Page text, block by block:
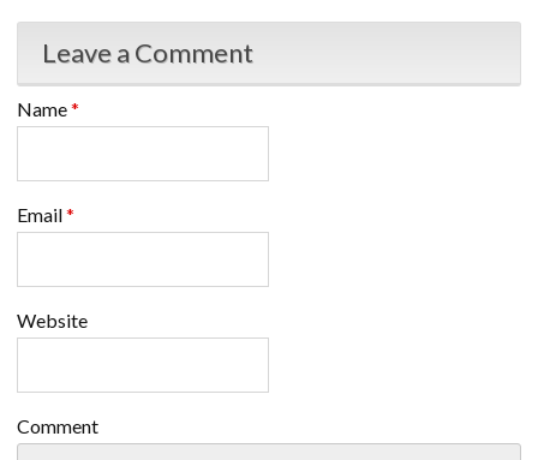
Leave a Comment
Name*
Email*
Website
Comment